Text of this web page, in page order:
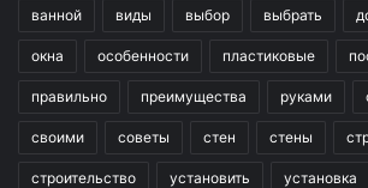
ванной виды выбор выбрать
окна особенности пластиковые
правильно преимущества руками
своими советы стен стены
строительство установить установка